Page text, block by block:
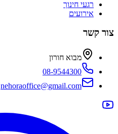
רגעי חינוך
אירועים
צור קשר
מבוא חורון
08-9544300
nehoraoffice@gmail.com